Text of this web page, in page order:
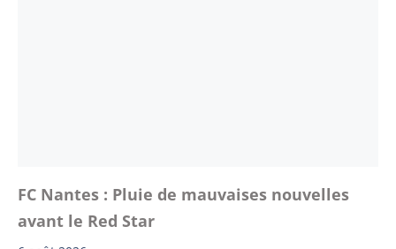
FC Nantes : Pluie de mauvaises nouvelles
avant le Red Star